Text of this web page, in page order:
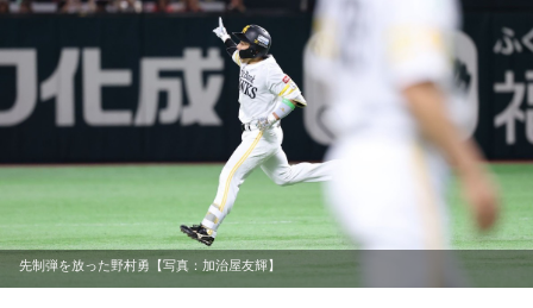
先制弾を放った野村勇【写真：加治屋友輝】